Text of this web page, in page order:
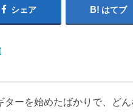
シェア はてブ
ターを始めたばかりで、ど